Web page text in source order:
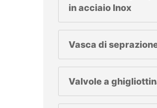
in acciaio Inox
Vasca di
Valvole a